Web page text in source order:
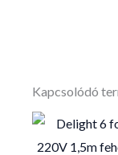
Kapcsolódó